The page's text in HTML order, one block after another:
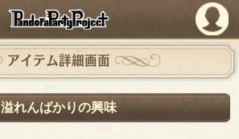
PandoraPartyProject
アイテム詳細画面
溢れんばかりの興味